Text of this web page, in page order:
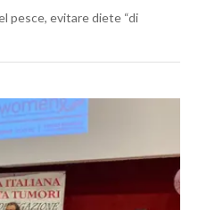
pesce, evitare diete “di